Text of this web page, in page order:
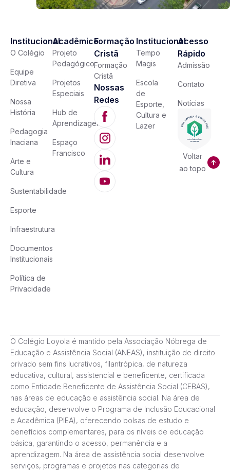
Institucional
O Colégio
Equipe
Diretiva
Nossa
História
Pedagogia
Inaciana
Arte e
Cultura
Sustentabilidade
Esporte
Infraestrutura
Documentos
Institucionais
Política de
Privacidade
Acadêmico
Projeto
Pedagógico
Projetos
Especiais
Hub de
Aprendizagem
Espaço
Francisco
Formação
Cristã
Formação
Cristã
Nossas
Redes
Institucional
Tempo
Magis
Escola
de
Esporte,
Cultura e
Lazer
Acesso
Rápido
Admissão
Contato
Notícias
Voltar
ao topo
O Colégio Loyola é mantido pela Associação Nóbrega de
Educação e Assistência Social (ANEAS), instituição de direito
privado sem fins lucrativos, filantrópica, de natureza
educativa, cultural, assistencial e beneficente, certificada
como Entidade Beneficente de Assistência Social (CEBAS),
nas áreas de educação e assistência social. Na área de
educação, desenvolve o Programa de Inclusão Educacional
e Acadêmica (PIEA), oferecendo bolsas de estudo e
benefícios complementares, para os níveis de educação
básica, garantindo o acesso, permanência e a
aprendizagem. Na área de assistência social desenvolve
serviços, programas e projetos nas categorias de